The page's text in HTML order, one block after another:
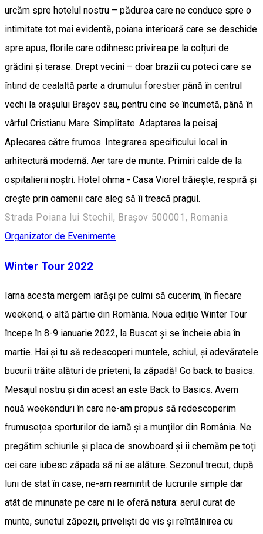
urcăm spre hotelul nostru – pădurea care ne conduce spre o
intimitate tot mai evidentă, poiana interioară care se deschide
spre apus, florile care odihnesc privirea pe la colțuri de
grădini și terase. Drept vecini – doar brazii cu poteci care se
întind de cealaltă parte a drumului forestier până în centrul
vechi la orașului Brașov sau, pentru cine se încumetă, până în
vârful Cristianu Mare. Simplitate. Adaptarea la peisaj.
Aplecarea către frumos. Integrarea specificului local în
arhitectură modernă. Aer tare de munte. Primiri calde de la
ospitalierii noștri. Hotel ohma - Casa Viorel trăiește, respiră și
crește prin oamenii care aleg să îi treacă pragul.
Strada Poiana lui Stechil, Brașov 500001, Romania
Organizator de Evenimente
Winter Tour 2022
Iarna acesta mergem iarăși pe culmi să cucerim, în fiecare
weekend, o altă pârtie din România. Noua ediție Winter Tour
începe în 8-9 ianuarie 2022, la Buscat și se încheie abia în
martie. Hai și tu să redescoperi muntele, schiul, și adevăratele
bucurii trăite alături de prieteni, la zăpadă! Go back to basics.
Mesajul nostru și din acest an este Back to Basics. Avem
nouă weekenduri în care ne-am propus să redescoperim
frumusețea sporturilor de iarnă și a munților din România. Ne
pregătim schiurile și placa de snowboard și îi chemăm pe toți
cei care iubesc zăpada să ni se alăture. Sezonul trecut, după
luni de stat în case, ne-am reamintit de lucrurile simple dar
atât de minunate pe care ni le oferă natura: aerul curat de
munte, sunetul zăpezii, priveliști de vis și reîntâlnirea cu